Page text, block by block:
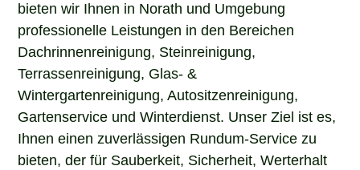
bieten wir Ihnen in Norath und Umgebung
professionelle Leistungen in den Bereichen
Dachrinnenreinigung, Steinreinigung,
Terrassenreinigung, Glas- &
Wintergartenreinigung, Autositzenreinigung,
Gartenservice und Winterdienst. Unser Ziel ist es,
Ihnen einen zuverlässigen Rundum-Service zu
bieten, der für Sauberkeit, Sicherheit, Werterhalt